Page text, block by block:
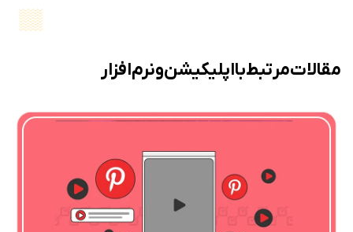
مقالات مرتبط با اپلیکیشن و نرم افزار